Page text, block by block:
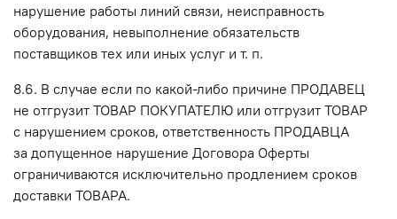
нарушение работы линий связи, неисправность
оборудования, невыполнение обязательств
поставщиков тех или иных услуг и т. п.
8.6. В случае если по какой-либо причине ПРОДАВЕЦ
не отгрузит ТОВАР ПОКУПАТЕЛЮ или отгрузит ТОВАР
с нарушением сроков, ответственность ПРОДАВЦА
за допущенное нарушение Договора Оферты
ограничиваются исключительно продлением сроков
доставки ТОВАРА.